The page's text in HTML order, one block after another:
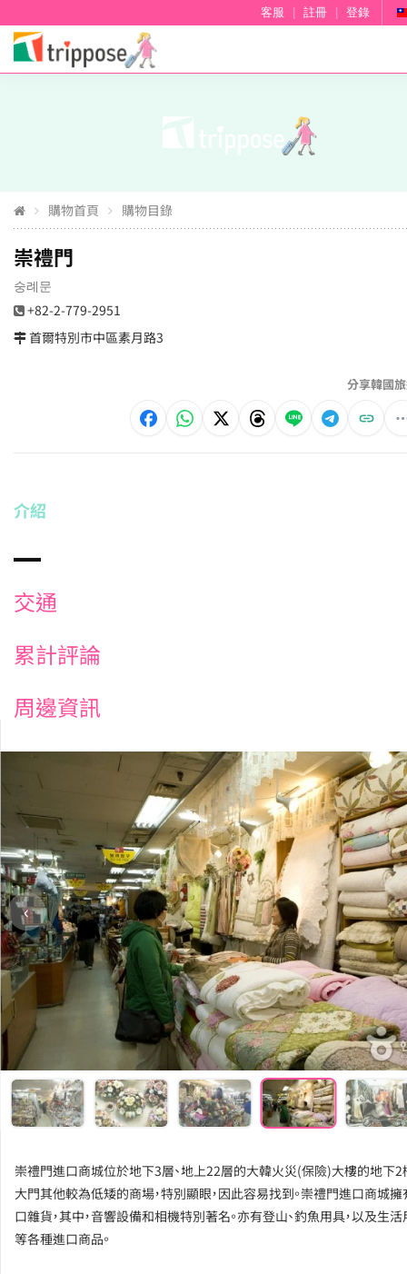
客服 註冊 登錄
購物首頁 購物目錄
崇禮門
숭례문
+82-2-779-2951
首爾特別市中區素月路3
分享韓國
介紹
交通
累計評論
周邊資訊
‹
崇禮門進口商城位於地下3層、地上22層的大韓火災(保險)大樓的地下2
大門其他較為低矮的商場，特別顯眼，因此容易找到。崇禮門進口商城
口雜貨，其中，音響設備和相機特別著名。亦有登山、釣魚用具，以及生活
等各種進口商品。